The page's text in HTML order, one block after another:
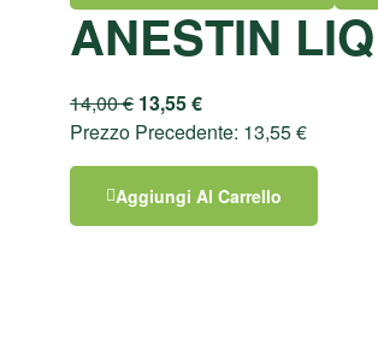
ANESTIN
14,00€ 13,55€
Prezzo Precedente: 13,55€
Aggiungi Al Carrello